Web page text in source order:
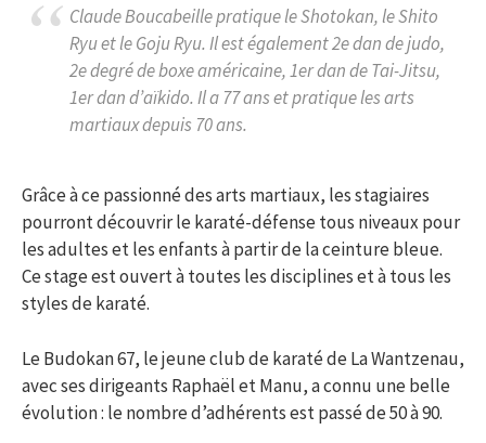
Claude Boucabeille pratique le Shotokan, le Shito
Ryu et le Goju Ryu. Il est également 2e dan de judo,
2e degré de boxe américaine, 1er dan de Tai-Jitsu,
1er dan d’aïkido. Il a 77 ans et pratique les arts
martiaux depuis 70 ans.
Grâce à ce passionné des arts martiaux, les stagiaires
pourront découvrir le karaté-défense tous niveaux pour
les adultes et les enfants à partir de la ceinture bleue.
Ce stage est ouvert à toutes les disciplines et à tous les
styles de karaté.
Le Budokan 67, le jeune club de karaté de La Wantzenau,
avec ses dirigeants Raphaël et Manu, a connu une belle
évolution : le nombre d’adhérents est passé de 50 à 90.